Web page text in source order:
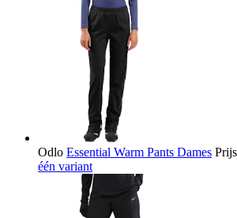
Odlo Essential Warm Pants Dames Prijs
één variant